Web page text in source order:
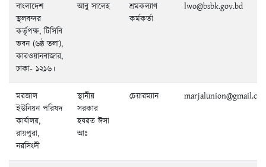
বাংলাদেশ
স্থলবন্দর
কর্তৃপক্ষ, টিসিবি
ভবন (৬ষ্ঠ তলা),
কারওয়ানবাজার,
ঢাকা- ১২১৬।
আবু সালেহ
শ্রমকল্যাণ
কর্মকর্তা
lwo@bsbk.gov.bd
মরজাল
ইউনিয়ন পরিষদ
কার্যালয়,
রায়পুরা,
নরসিংদী
স্থানীয়
সরকার
হযরত ঈসা
আঃ
চেয়ারম্যান